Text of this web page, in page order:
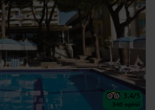
3.4/5
340 opinii